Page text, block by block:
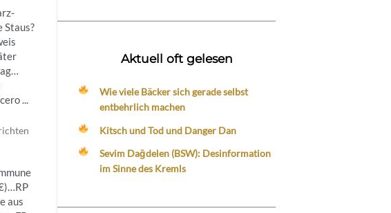
Staus?
...
aus
Aktuell oft gelesen
Wie viele Bäcker sich gerade selbst
entbehrlich machen
Kitsch und Tod und Danger Dan
Sevim Dağdelen (BSW): Desinformation
im Sinne des Kremls